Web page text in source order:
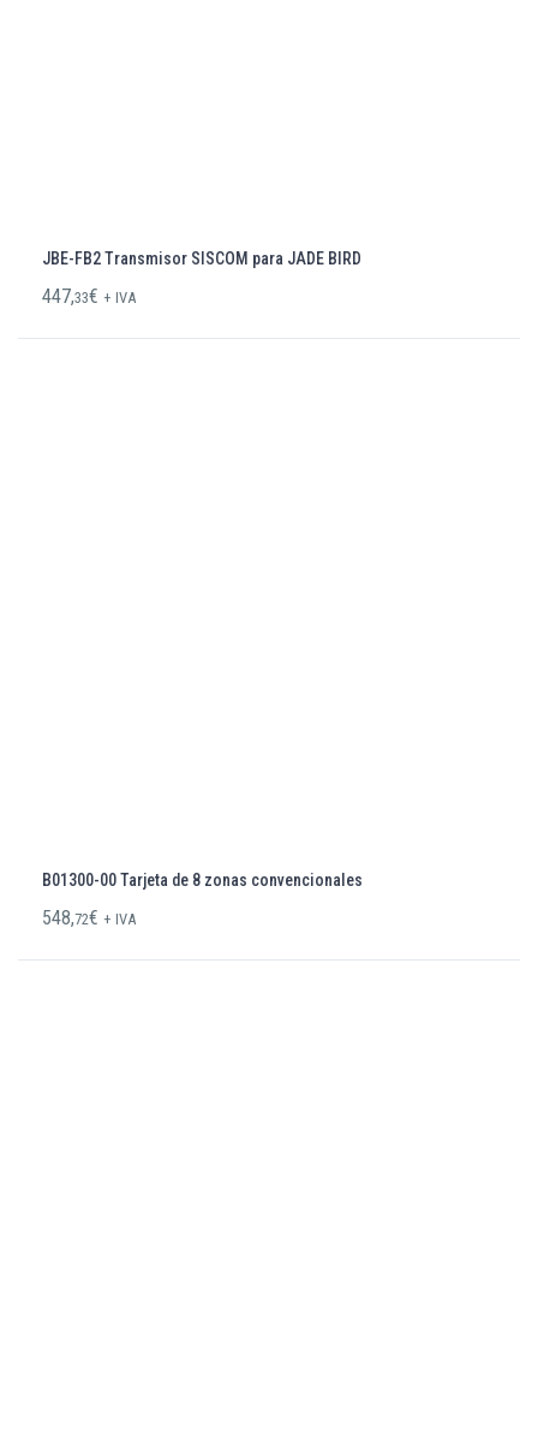
JBE-FB2 Transmisor SISCOM para JADE BIRD
447,33€ + IVA
B01300-00 Tarjeta de 8 zonas convencionales
548,72€ + IVA